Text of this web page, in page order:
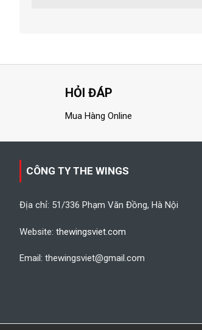
HỎI ĐÁP
Mua Hàng Online
CÔNG TY THE WINGS
Địa chỉ: 51/336 Phạm Văn Đồng, Hà Nội
Website: thewingsviet.com
Email: thewingsviet@gmail.com